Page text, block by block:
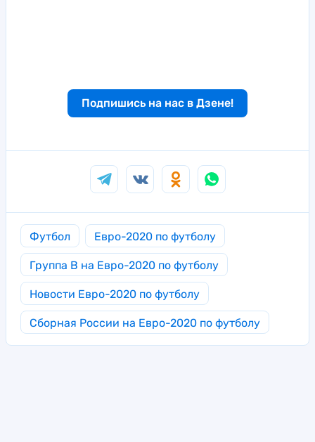
Подпишись на нас в Дзене!
Футбол Евро-2020 по футболу
Группа B на Евро-2020 по футболу
Новости Евро-2020 по футболу
Сборная России на Евро-2020 по футболу